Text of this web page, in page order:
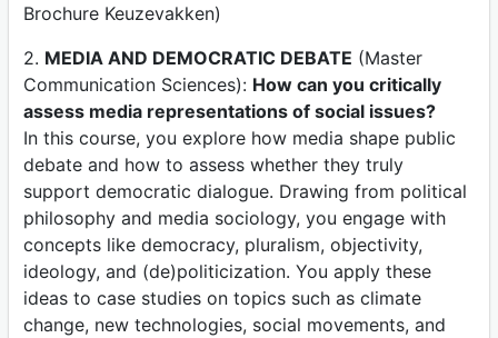
Brochure Keuzevakken)
2. MEDIA AND DEMOCRATIC DEBATE (Master
Communication Sciences): How can you critically
assess media representations of social issues?
In this course, you explore how media shape public
debate and how to assess whether they truly
support democratic dialogue. Drawing from political
philosophy and media sociology, you engage with
concepts like democracy, pluralism, objectivity,
ideology, and (de)politicization. You apply these
ideas to case studies on topics such as climate
change, new technologies, social movements, and